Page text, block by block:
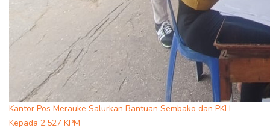
Kantor Pos Merauke Salurkan Bantuan Sembako dan PKH
Kepada 2.527 KPM